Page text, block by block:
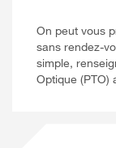
On peut vous
sans rendez-
simple,
Optique (PTO)